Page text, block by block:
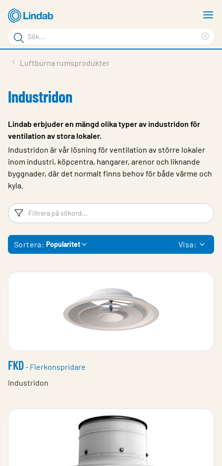
Hoppa
till
huvudinnehållet
Sökord
Sök
på
Service & Support
Om Lindab
Kontakt
Logga in
Choose languge
Sweden
Luftburna rumsprodukter
Industridon
Lindab erbjuder en mängd olika typer av industridon för
ventilation av stora lokaler.
Industridon är vår lösning för ventilation av större lokaler
inom industri, köpcentra, hangarer, arenor och liknande
byggnader, där det normalt finns behov för både värme och
kyla.
Filtreringsord
Sortera: Popularitet Visa:
FKD- Flerkonspridare
Industridon